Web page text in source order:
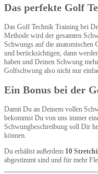
Das perfekte Golf
Das Golf Technik Training bei
Methode wird der gesamten
Schwungs auf die anatomischen
und berücksichtigen, dann
haben und Deinen Schwung
Golfschwung also nicht nur
Ein Bonus bei der
Damit Du an Deinem vollen
bekommst Du von uns immer
Schwungbeschreibung soll Dir
können.
Du erhältst außerdem 10
abgestimmt sind und für mehr